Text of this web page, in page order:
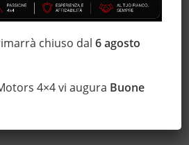
chiuso dal6 agosto
4×4 vi augura Buone